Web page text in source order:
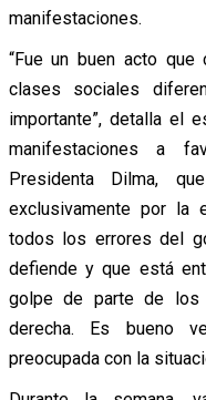
manifestaciones.
“Fue un buen acto
clases sociales
importante”, detalla el
manifestaciones a
Presidenta Dilma,
exclusivamente por la
todos los errores del
defiende y que está
golpe de parte de los
derecha. Es bueno
preocupada con la